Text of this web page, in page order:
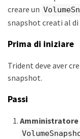
creare un
snapshot creati al
Prima di iniziare
Trident deve aver
snapshot.
Passi